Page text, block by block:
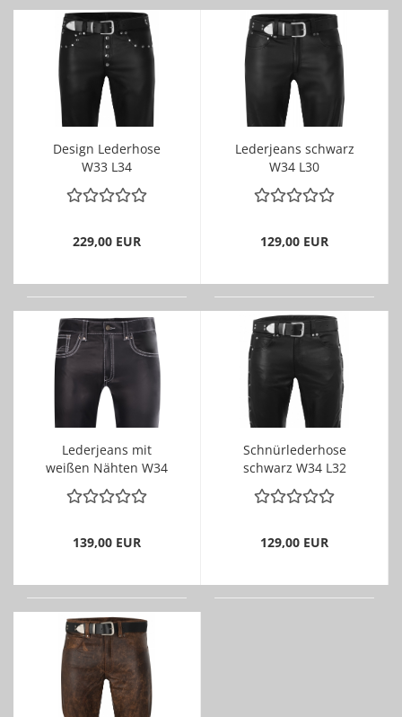
Design Lederhose
W33 L34
LEDERFUTTER
229,00 EUR
Lederjeans schwarz
W34 L30
129,00 EUR
Lederjeans mit
weißen Nähten W34
L30 ungef.
139,00 EUR
Schnürlederhose
schwarz W34 L32
129,00 EUR